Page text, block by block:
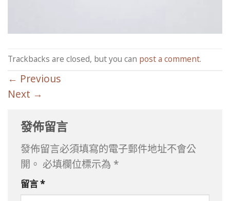
Trackbacks are closed, but you can post a comment.
← Previous
Next →
發佈留言
發佈留言必須填寫的電子郵件地址不會公
開。 必填欄位標示為 *
留言*